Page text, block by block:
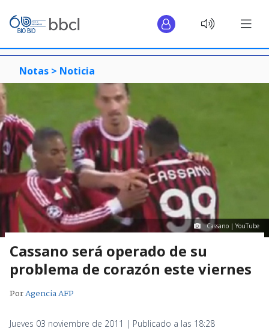
Notas > Noticia
Cassano | YouTube
Cassano será operado de su
problema de corazón este viernes
PorAgencia AFP
Jueves 03 noviembre de 2011 | Publicado a las 18:28